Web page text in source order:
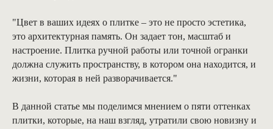
"Цвет в ваших идеях о плитке – это не просто эстетика,
это архитектурная память. Он задает тон, масштаб и
настроение. Плитка ручной работы или точной огранки
должна служить пространству, в котором она находится, и
жизни, которая в ней разворачивается."
В данной статье мы поделимся мнением о пяти оттенках
плитки, которые, на наш взгляд, утратили свою новизну и